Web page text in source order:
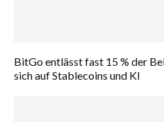
BitGo entlässt fast 15 % der
sich auf Stablecoins und KI